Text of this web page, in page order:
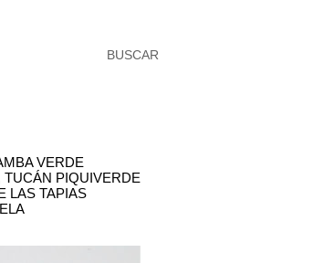
BUSCAR
VERDE
PIQUIVERDE
LAS TAPIAS